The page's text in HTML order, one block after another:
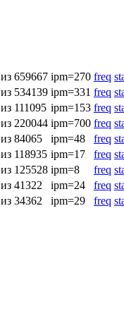
из 659667 ipm=270 freq
из 534139 ipm=331 freq
из 111095 ipm=153 freq
из 220044 ipm=700 freq
из 84065 ipm=48 freq
из 118935 ipm=17 freq
из 125528 ipm=8 freq
из 41322 ipm=24 freq
из 34362 ipm=29 freq